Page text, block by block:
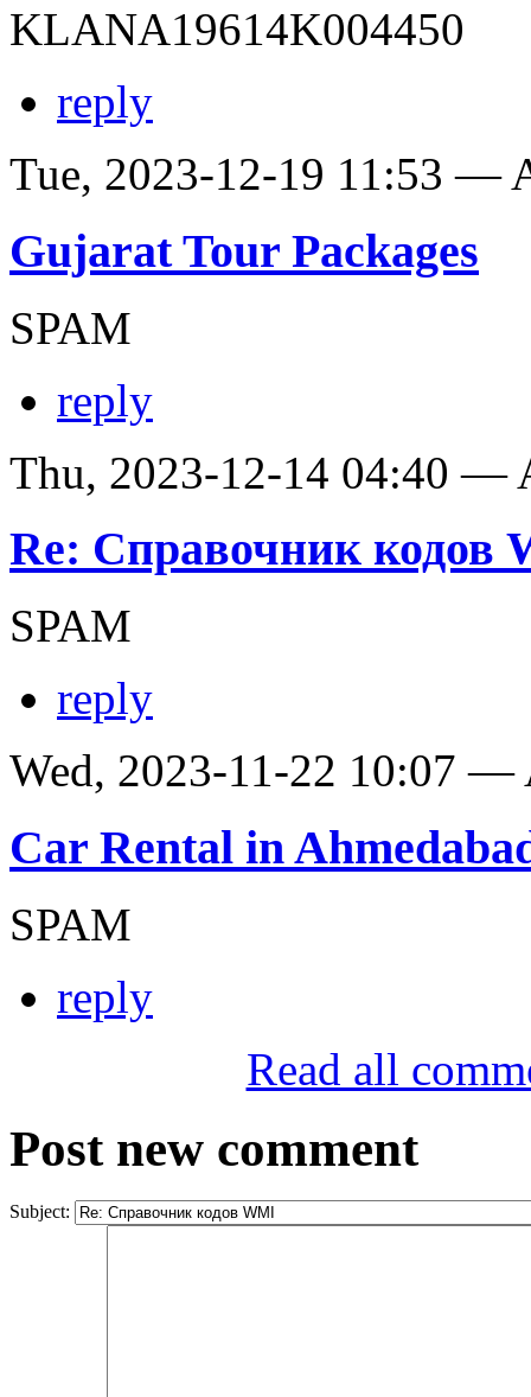
KLANA19614K004450
reply
Tue, 2023-12-19 11:53 —
Gujarat Tour Packages
SPAM
reply
Thu, 2023-12-14 04:40 —
Re: Справочник кодов
SPAM
reply
Wed, 2023-11-22 10:07 —
Car Rental in
SPAM
reply
Read all
Post new comment
Subject: